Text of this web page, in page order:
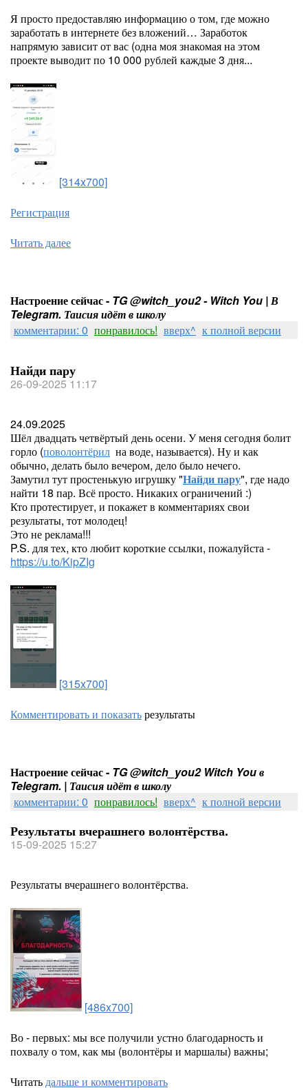
Я просто предоставляю информацию о том, где можно
заработать в интернете без вложений… Заработок
напрямую зависит от вас (одна моя знакомая на этом
проекте выводит по 10 000 рублей каждые 3 дня...
[314x700]
Регистрация
Читать далее
Настроение сейчас - TG @witch_you2 - Witch You | В
Telegram. Таисия идёт в школу
комментарии: 0 понравилось! вверх^ к полной версии
Найди пару
26-09-2025 11:17
24.09.2025
Шёл двадцать четвёртый день осени. У меня сегодня болит
горло (поволонтёрил на воде, называется). Ну и как
обычно, делать было вечером, дело было нечего.
Замутил тут простенькую игрушку "Найди пару", где надо
найти 18 пар. Всё просто. Никаких ограничений :)
Кто протестирует, и покажет в комментариях свои
результаты, тот молодец!
Это не реклама!!!
P.S. для тех, кто любит короткие ссылки, пожалуйста -
https://u.to/KipZIg
[315x700]
Комментировать и показатьрезультаты
Настроение сейчас - TG @witch_you2 Witch You в
Telegram. | Таисия идёт в школу
комментарии: 0 понравилось! вверх^ к полной версии
Результаты вчерашнего волонтёрства.
15-09-2025 15:27
Результаты вчерашнего волонтёрства.
[486x700]
Во - первых: мы все получили устно благодарность и
похвалу о том, как мы (волонтёры и маршалы) важны;
Читатьдальше и комментировать